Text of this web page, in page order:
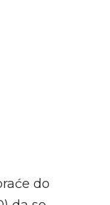
do